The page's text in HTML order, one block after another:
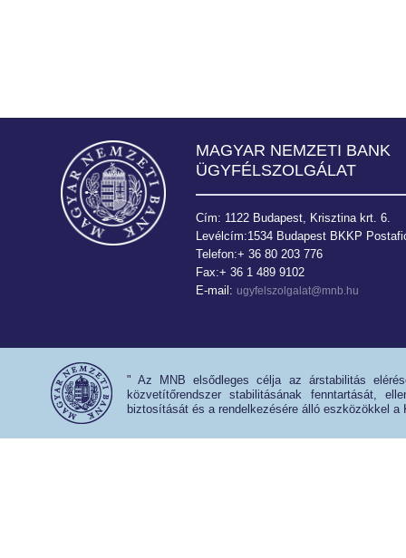
MAGYAR NEMZETI BANK
ÜGYFÉLSZOLGÁLAT
Cím: 1122 Budapest, Krisztina krt. 6.
Levélcím:1534 Budapest BKKP
Telefon:+ 36 80 203 776
Fax:+ 36 1 489 9102
E-mail: ugyfelszolgalat@mnb.hu
" Az MNB elsődleges célja az árstabilitás
közvetítőrendszer stabilitásának fenntartását,
biztosítását és a rendelkezésére álló eszközökkel a